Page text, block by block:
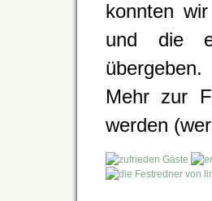
konnten
und die
übergeben.
Mehr zur
werden